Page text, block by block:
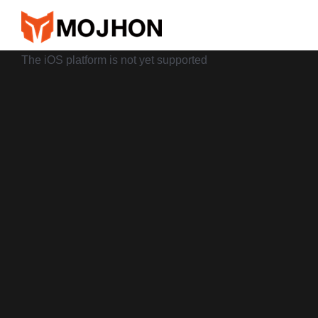
内
The iOS platform is not yet supported